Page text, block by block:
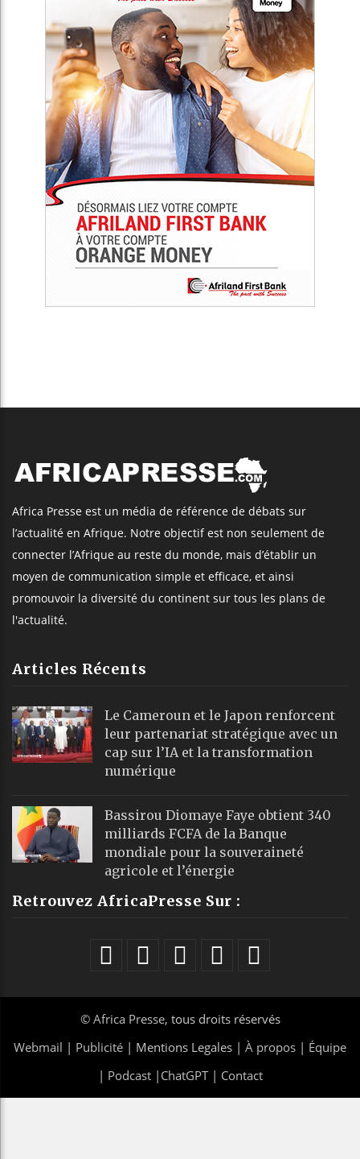
Africa Presse est un média de référence de débats sur
l’actualité en Afrique. Notre objectif est non seulement de
connecter l’Afrique au reste du monde, mais d’établir un
moyen de communication simple et efficace, et ainsi
promouvoir la diversité du continent sur tous les plans de
l'actualité.
Articles Récents
Le Cameroun et le Japon renforcent
leur partenariat stratégique avec un
cap sur l’IA et la transformation
numérique
Bassirou Diomaye Faye obtient 340
milliards FCFA de la Banque
mondiale pour la souveraineté
agricole et l’énergie
Retrouvez AfricaPresse Sur :
© Africa Presse, tous droits réservés
Webmail | Publicité | Mentions Legales | À propos | Équipe
| Podcast| ChatGPT| Contact